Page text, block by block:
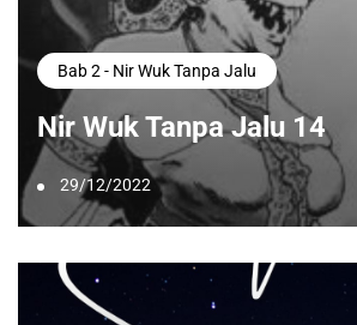
Bab 2 - Nir Wuk Tanpa Jalu
Nir Wuk Tanpa Jalu 14
29/12/2022